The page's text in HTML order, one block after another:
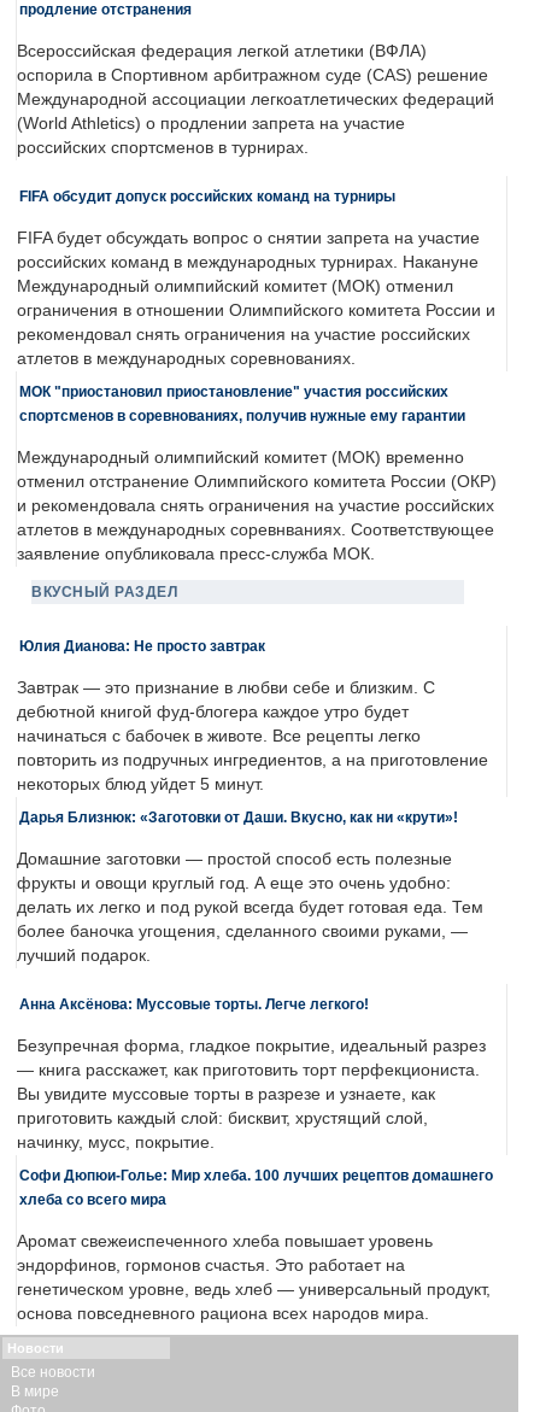
продление отстранения
Всероссийская федерация легкой атлетики (ВФЛА)
оспорила в Спортивном арбитражном суде (CAS) решение
Международной ассоциации легкоатлетических федераций
(World Athletics) о продлении запрета на участие
российских спортсменов в турнирах.
FIFA обсудит допуск российских команд на турниры
FIFA будет обсуждать вопрос о снятии запрета на участие
российских команд в международных турнирах. Накануне
Международный олимпийский комитет (МОК) отменил
ограничения в отношении Олимпийского комитета России и
рекомендовал снять ограничения на участие российских
атлетов в международных соревнованиях.
МОК "приостановил приостановление" участия российских
спортсменов в соревнованиях, получив нужные ему гарантии
Международный олимпийский комитет (МОК) временно
отменил отстранение Олимпийского комитета России (ОКР)
и рекомендовала снять ограничения на участие российских
атлетов в международных соревнваниях. Соответствующее
заявление опубликовала пресс-служба МОК.
ВКУСНЫЙ РАЗДЕЛ
Юлия Дианова: Не просто завтрак
Завтрак — это признание в любви себе и близким. С
дебютной книгой фуд-блогера каждое утро будет
начинаться с бабочек в животе. Все рецепты легко
повторить из подручных ингредиентов, а на приготовление
некоторых блюд уйдет 5 минут.
Дарья Близнюк: «Заготовки от Даши. Вкусно, как ни «крути»!
Домашние заготовки — простой способ есть полезные
фрукты и овощи круглый год. А еще это очень удобно:
делать их легко и под рукой всегда будет готовая еда. Тем
более баночка угощения, сделанного своими руками, —
лучший подарок.
Анна Аксёнова: Муссовые торты. Легче легкого!
Безупречная форма, гладкое покрытие, идеальный разрез
— книга расскажет, как приготовить торт перфекциониста.
Вы увидите муссовые торты в разрезе и узнаете, как
приготовить каждый слой: бисквит, хрустящий слой,
начинку, мусс, покрытие.
Софи Дюпюи-Голье: Мир хлеба. 100 лучших рецептов домашнего
хлеба со всего мира
Аромат свежеиспеченного хлеба повышает уровень
эндорфинов, гормонов счастья. Это работает на
генетическом уровне, ведь хлеб — универсальный продукт,
основа повседневного рациона всех народов мира.
Новости
Все новости
В мире